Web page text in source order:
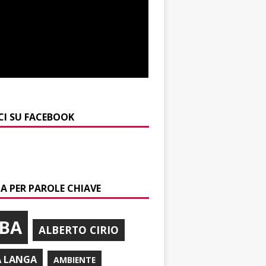
SU FACEBOOK
PER PAROLE CHIAVE
ALBERTO CIRIO
LANGA AMBIENTE